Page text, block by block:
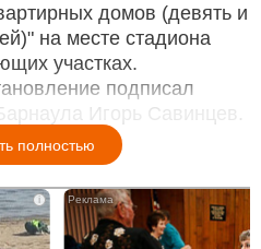
домов (девять и
на месте стадиона
участках.
подписал
Игорь Савинцев.
полностью
i